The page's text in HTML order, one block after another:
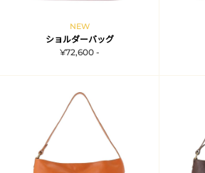
NEW
ショルダーバッグ
¥72,600 -